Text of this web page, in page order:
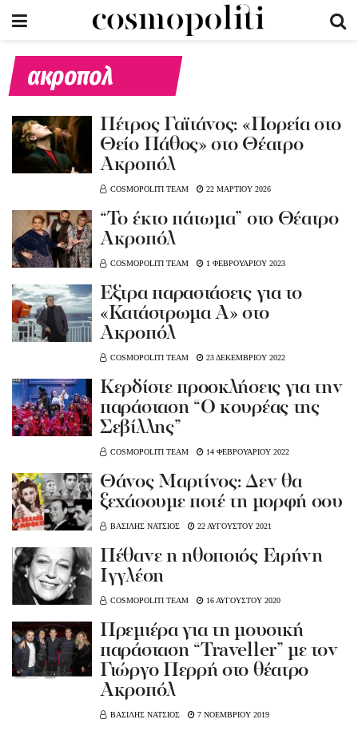
ακροπολ
Πέτρος Γαϊτάνος: «Πορεία στο
Θείο Πάθος» στο Θέατρο
Ακροπόλ
COSMOPOLITI TEAM 22 ΜΑΡΤΙΟΥ 2026
“Το έκτο πάτωμα” στο Θέατρο
Ακροπόλ
COSMOPOLITI TEAM 1 ΦΕΒΡΟΥΑΡΙΟΥ 2023
Έξτρα παραστάσεις για το
«Κατάστρωμα Α» στο
Ακροπόλ
COSMOPOLITI TEAM 23 ΔΕΚΕΜΒΡΙΟΥ 2022
Κερδίστε προσκλήσεις για την
παράσταση “Ο κουρέας της
Σεβίλλης”
COSMOPOLITI TEAM 14 ΦΕΒΡΟΥΑΡΙΟΥ 2022
Θάνος Μαρτίνος: Δεν θα
ξεχάσουμε ποτέ τη μορφή σου
ΒΑΣΙΛΗΣ ΝΑΤΣΙΟΣ 22 ΑΥΓΟΥΣΤΟΥ 2021
Πέθανε η ηθοποιός Ειρήνη
Ιγγλέση
COSMOPOLITI TEAM 16 ΑΥΓΟΥΣΤΟΥ 2020
Πρεμιέρα για τη μουσική
παράσταση “Traveller” με τον
Γιώργο Περρή στο θέατρο
Ακροπόλ
ΒΑΣΙΛΗΣ ΝΑΤΣΙΟΣ 7 ΝΟΕΜΒΡΙΟΥ 2019